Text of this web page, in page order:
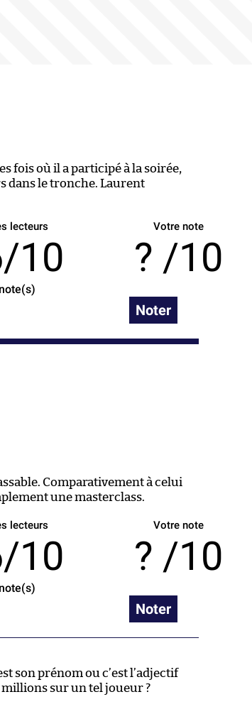
fois où il a participé à la soirée,
dans le tronche. Laurent
lecteurs
10
note(s)
Votre note
/10
Noter
Comparativement à celui
une masterclass.
lecteurs
10
note(s)
Votre note
/10
Noter
son prénom ou c’est l’adjectif
sur un tel joueur ?